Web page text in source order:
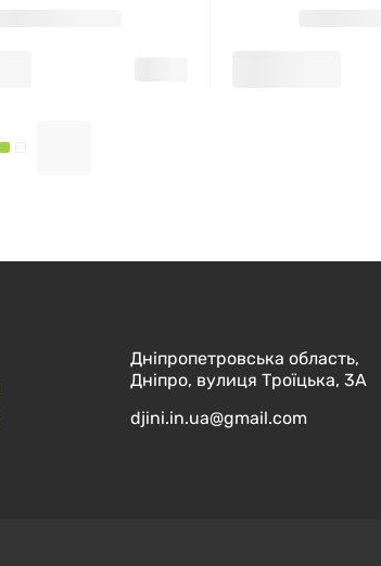
Дніпропетровська область,
Дніпро, вулиця Троїцька, 3А
djini.in.ua@gmail.com